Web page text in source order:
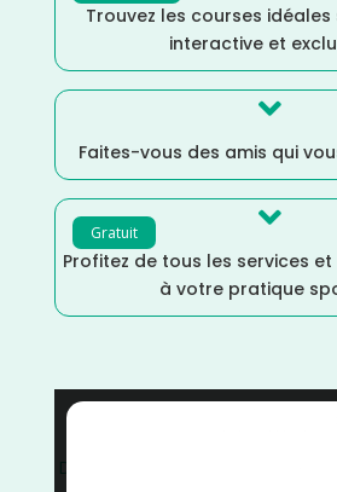
Trouvez les courses
interactive et

Faites-vous des amis qui
Gratuit 
Profitez de tous les services
à votre pratique
Distance Semi